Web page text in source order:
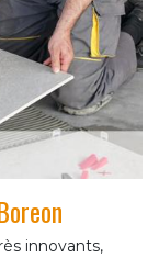
innovants,